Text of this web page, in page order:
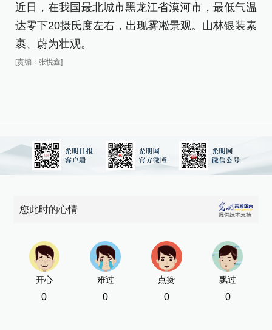
近日，在我国最北城市黑龙江省漠河市，最低气温
达零下20摄氏度左右，出现雾凇景观。山林银装素
裹、蔚为壮观。
[责编：张悦鑫]
您此时的心情
开心
0
难过
0
点赞
0
飘过
0